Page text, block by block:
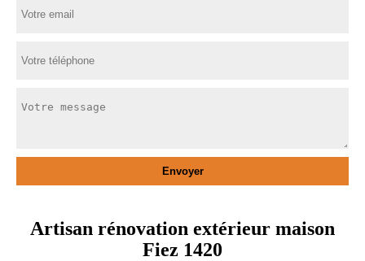
Artisan rénovation extérieur maison
Fiez 1420